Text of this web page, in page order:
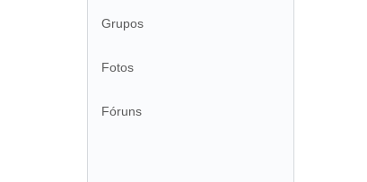
Grupos
Fotos
Fóruns